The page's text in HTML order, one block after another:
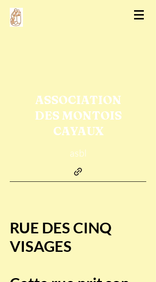
ASSOCIATION
DES MONTOIS
CAYAUX
asbl
RUE DES CINQ
VISAGES